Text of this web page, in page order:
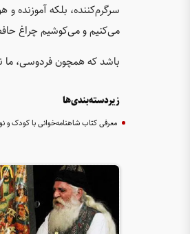
سرگرم‌کننده، بلکه آموزنده
می‌کنیم و می‌کوشیم چراغ
باشد که همچون فردوسی، ما
زیردسته‌بندی‌ها
معرفی کتاب شاهنامه‌خوانی با کودک و